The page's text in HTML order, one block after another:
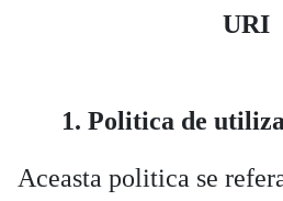
URI
1. Politica de
Aceasta politica se